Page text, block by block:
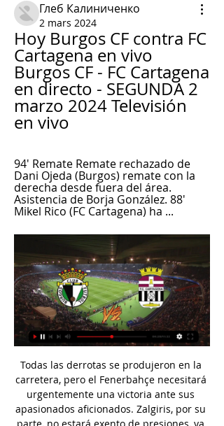
Глеб Калиниченко
2 mars 2024
Hoy Burgos CF contra FC
Cartagena en vivo
Burgos CF - FC Cartagena
en directo - SEGUNDA 2
marzo 2024 Televisión
en vivo
94' Remate Remate rechazado de
Dani Ojeda (Burgos) remate con la
derecha desde fuera del área.
Asistencia de Borja González. 88'
Mikel Rico (FC Cartagena) ha ...
Todas las derrotas se produjeron en la carretera, pero el Fenerbahçe necesitará urgentemente una victoria ante sus apasionados aficionados. Zalgiris, por su parte, no estará exento de presiones, ya que intenta recuperarse en 48 horas de una emotiva derrota en casa ante el Zenit de San Petersburgo.

William Ernesto Hernández González, de 26 años de edad, un peligroso pandillero fue detenido en Santa Tecla tras una persecusión policial por varias calles de dicho municipio. Las cámaras de seguridad de la municipalidad de Santa Tecla detectaron en horas de la madrugada a un vehículo sospechoso.

Consulta los datos del partido Senegal U20 vs. Polonia U20 en la competición Mundial Sub-20 2019 con comentarios en directo en AS.com (Estadísticas)

Atlético Venezuela y Deportivo Petare también vieron acción este fin de semana. El encuentro se llevó a cabo en el estadio Brígido Iriarte y concluyó con el marcador igualado a cero.

En el estadio Alberto Grisales, en Rionegro, Junior buscará regresar al camino victorioso, en la Liga Colombiana. El conjunto rojiblanco enfrenta este domingo a las Águilas Doradas, en un juego que se disputará a partir de las 6 p.m.

Firmaron tablas: Once Caldas empató 1-1 contra Deportivo Santaní por primera fase de Copa Sudamericana. Once Caldasno pudo imponerse anteDeportivo Santaní y ambos terminaron igualando en el estadioDefensores del Chacopor la fase 1 de Copa Sudamerica... Copa Sudamericana

Toda la información del partido Rio Claro vs Inter de Limeira en vivo de Copa Paulista (07 Julio 2019): Resumen, Estadísticas, Alineación y Resultados - Besoccer. Don't miss the most important football matches while navigating as usual through the pages of your choice. Activa el sidebar de Firefox.

SOMOS IMPORTADORES DIRECTOS DE PERFUMES REPLICAS IMITACION AAA DE LUJO.. river plate. NIKE FREE 3.0 ARGENTINA VENTA POR MAYOR Y MENOR. NIKE FREE 2014 VENTA POR MAYOR Y MENOR. Contacto: todoriftshox@gmail.com Telefono: Tel: 15-2412-6128 . Nuestro Facebook: Todoventasonline . SOMOS IMPORTADORES DIRECTOS DE NIKE ENVIOS A CAPITAL FEDERAL.

▶️ Burgos vs FC Cartagena - en vivo ver partido online y La diferencia de goles es de 5-2 a favor de Burgos CF. Encuentros de la temporada pasada: 1-0 (Burgos CF como local) y 0-0 (FC Cartagena como local).

Mora Medias Ultraopaca Lycra Térmica Linea Tipo Can Can 1140. $403,00. Hasta 12 cuotas. Nylon Mora Medias Red Plantilla Lisa 1938. $403,00. Hasta 12 cuotas. Nylon Mora Media Panty Efecto Modelador Push Up. Mora Ropa Deportiva Remera Manga Corta Deportiva 2017. $826,00. Hasta 12 cuotas. Deportivo Mora Ropa Deportivo Top Doble Red Sin Costura.

Online Racing es una señal de TV en vivo que transmite en inglés desde EE.UU.. Es importante mencionar que el canal Online Racing no se encuentra transmitiendo por Internet en forma permanente o parte de sus programas sólo pueden ser vistos a través de la señal de aire/cable.

* Unión del Fútbol del Interior, UFI (17): San Juan de Yby Yaú, Porvenir de Liberación, Sport Valenzolano de Valenzuela, 12 de Octubre de Paso Yobái, Sol de América de Juan Manuel Frutos, 16 de Agosto de Caazapá, Athletic de Encarnación, 19 de Marzo de San Ignacio (Misiones), Sud América de Paraguarí, San Antonio de Juan León.

DEDICADO AL CIRCUITO DE TENIS DE MENORES (SUB10, SUB12, SUB14, SUB16 y SUB18) EN ARGENTINA. Pueden enviar fotos de jugadores, datos de torneos a : tennisjuniorsargentina@yahoo.com.ar

Tres jugadores mexicanos llegan al Vida hondureño. Los hermanos Mauricio y Luis García, de 23 y 19 años, respectivamente, y José Rolando Hernández, de 20 …

Tolima se medirá a Orsomarso este miércoles 7 de agosto por la ida de los octavos de final de la Copa Águila. El certamen otorga al campeón un cupo a la Copa Libertadores. Las emociones del encuentro entre Tolima y Orsomarso iniciarán a las 15:45 de Colombia y México, 16:45 de Miami y Chile y 17:45 de Argentina, Uruguay y Brasil.

En este momento, hay 50 partidos televisados en vivo y 2 canales de TV emitirán cada uno de ellos. El próximo partido que se podrá ver será el CA Fénix - Peñarol que se disputará el próximo sábado 18 de mayo de 2019 a las 08:30 p.m. y que será transmitido por GolTV Play. Para más información, puedes acceder a la web de Campeonato.

Los servicios eléctricos del ferrocarril Roca estuvieron interrumpidos, en tanto la línea Mitre con sus ramales Mitre y Suárez circulaban limitados hasta Colegiales, y el ramal Tigre solo llegaba a la estación Belgrano C. El Ferrocarril Belgrano Norte, en tanto, circuló en forma limitada y con demoras entre las estaciones Saldías y Villa.

En 1994 Huawei se establece en el negocio de equipamiento para transmisión de larga distancia, lanzando su propia red de acceso integrado HONET y la línea de productos SDH. En 1996, Huawei gana su primer contrato fuera de fronteras, proveyendo productos de telefonía básica a la compañía Hongkong's Hutchison-Whampoa.

Canal de fútbol y deporte gratuito con las mejores competiciones y programas deportivos. LaLiga, LaCopa, UFC, Boxeo, World Padel Tour, NHL y mucho más.

Burgos CF | Web Oficial ... El Plantío. Burgos CF. 12:00. 2 mar 2024. FC Cartagena. Match center. LALIGA HYPERMOTION·J30. SD Eibar. EIB. 10:30. 10 mar 2024. Burgos CF. BUR.

Aquí está el lugar de reunión en línea para los fanáticos del fútbol.Tenemos camisetas de todos equipos que prefiere conseguir no solo camisetas de los equipos nacionales, como España, Alemania, Brasil, Argentina, etc, sino también camisetas de los clubs, especialmente, Real Madrid, FC Barcelona, Chelsea FC, Arsenal FC, Juventus, Bayern.

Burgos CF vs FC Cartagena En vivo Estamos actualizando un resumen de la coincidencia para Burgos CF vs FC Cartagena live en tiempo real. Alineaciones. Estamos actualizando formaciones de equipo ...

Venezuela vs Paraguay En Vivo Eliminatorias Mundial Brasil 2014 Viernes 11 de Octubre del 2013. El equipo de Venezuela necesita de la victoria en este su último partidos de la eliminatoria y que Uruguay o Ecuador pierdan sus dos encuentros. Aunque parece complicado, aún es posible y Venezuela estará peleando hasta el final. La.

Club Atlético Argentino de Merlo. 3,4 mil Me gusta. Equipo deportivo de aficionados. Ir a. Secciones de esta página. Ayuda sobre accesibilidad.. Club Atlético Ferrocarril Midland. Equipo deportivo. Liga Buenos Aires Vélez. Liga deportiva.. Por primera vez TyC Sports trasmite en vivo un partido de Argentino de Merlo.

Cartagena: marcadores en directo, resultados y partidos Burgos CF. Cartagena. 02.03. 12:00 ; Cartagena. Racing de Ferrol. 09.03. 12:00 ; Eldense. Cartagena. 15.03. 12:30 ; Cartagena. Andorra. 23.03. 10:30 ; Leganés.

Chile vs Costa Rica: Formaciones del partido amistoso en Rancagua El primer partido de Reinaldo Rueda en territorio nacional tendrá la presión del público por conseguir un triunfo que ilusione. Comparte este artículo. Twitter. Facebook.

México demostró ser superior a Islandia y lo goleó 3-0 en el Levi's Stadium en cotejo amistoso por fecha FIFA. Los 'Vikingos' serán rival de Perú el próximo martes 27 en Nueva Jersey.

Puerto Montt, 27 de noviembre de 2016.- Un importante encuentro de dirigentes sociales de Puerto Montt y de Comuna de Santa Juana, Octava Región, se desarrolló en nuestra ciudad, donde la Unión comunal de Juntas de vecinos Urbana y Rural de Puerto Montt recibió a una delegación de 45 dirigentes sociales y la Unión comunal de juntas de vecinos, funcionarios municipales y su alcalde Ángel.

FC Cartagena - Burgos CF, en directo | LaLiga HyperMotion 21 dic 2023 — Buenas tardes y bienvenidos a la narración, en directo, del partido de fútbol de la LaLiga HyperMotion que enfrenta al FC Cartagena contra ...

Descubre las últimas noticias del Chapecoense Sub 20, jugadores que forman su plantilla, resultados en directo, Clasificación, Estadísticas, fichajes, fotos y mucho más en BeSoccer. Don't miss the most important football matches while navigating as usual through the pages of your choice.

Potosí, Bolivia, 12 ago (PL) El Comité Cívico de Potosí (Comcipo) acordó hoy iniciar pláticas con el gobierno boliviano en la ciudad de Sucre y solo con el presidente Evo Morales, para poner fin a las protestas por demandas limítrofes con la vecina región de Oruro.

Club Sport Loreto. Equipo deportivo. Cultural Santa Rosa - División de menores. Club deportivo. Club Deportivo "Las Américas" Equipo deportivo de aficionados. Sport Loreto. Equipo deportivo. Copa de Ayacucho. Liga deportiva. Barra los pitbulls ayacucho. Equipo deportivo de aficionados. Roca Deportes.

Página oficial de la Sociedad Deportiva Ejea, sd Ejea, podras seguir las últimas noticias, los resultados, la clasificación y la plantilla de la temporada actual

Los trenes de la línea Mitre que unen Retiro con Tigre volverán a detenerse desde hoy en la nueva estación elevada de Lisandro de la Torre en el marco del Viaducto Mire, según informó el Ministerio de Transporte de la Nación. El Viaducto elevó las vías del tren en 3,9 kilómetros entre

CD EL EJIDO- EXTREMADURA CF-R.B.LINENSE-BESIKTAS BJK-REAL MADRID C F- GETAFE CF-LEVANTE UD-XEREZ CD. C D El Ejido 2012. complejo educativo de Cheste (Valencia) Más de 500 contactos. Ve el perfil completo de Manolo Ruiz. ¡Es gratis! Tus colegas, tus compañeros de clase y 500 millones más de profesionales están en LinkedIn.

Almagro se mide con Talleres.. Córdoba, uno de los animadores de la Superliga, se enfrentarán hoy en Rosario en el partido que definirá al rival de River Plate en los cuartos de final de la Copa Argentina.. con arbitraje de Jorge Baliño y transmisión de TyC Sports.

LaLiga Comentarios en directo del Granada v CD Leganés 28 de septiembre de 2019,. El CD Leganés solo ha realizado dos remates a portería en estos 45 minutos pero los dos se han topado con un espectacular portero luso,. De momento, el ex de la UD Almería suma tres en esta edición liguera. Antonio Puertas .

Escucha y descarga los episodios de Varios Estación V gratis. No te pierdas este martes 13 de octubre a las 5:30 pm